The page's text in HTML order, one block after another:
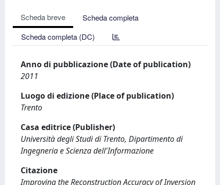
Scheda breve
Scheda completa
Scheda completa (DC)
Anno di pubblicazione (Date of publication)
2011
Luogo di edizione (Place of publication)
Trento
Casa editrice (Publisher)
Università degli Studi di Trento, Dipartimento di
Ingegneria e Scienza dell'Informazione
Citazione
Improving the Reconstruction Accuracy of Inversion